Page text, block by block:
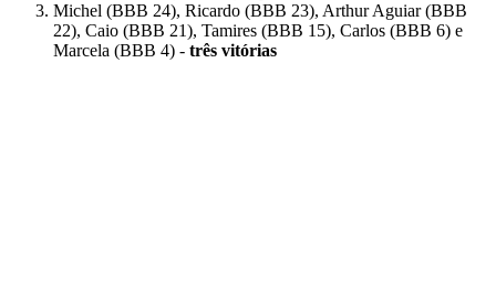
Michel (BBB 24), Ricardo (BBB 23), Arthur Aguiar (BBB
22), Caio (BBB 21), Tamires (BBB 15), Carlos (BBB 6) e
Marcela (BBB 4) - três vitórias